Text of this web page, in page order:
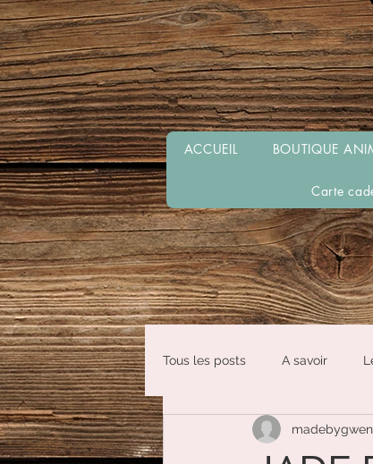
ACCUEIL BOUTIQUE
Carte
Tous les posts A savoir